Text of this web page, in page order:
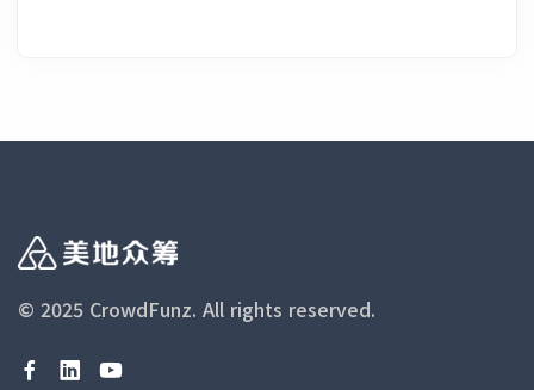
© 2025 CrowdFunz. All rights reserved.